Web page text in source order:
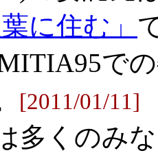
に住む」
で
[2011/01/11]
多くのみ